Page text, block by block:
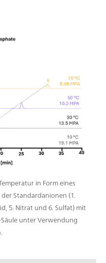
in Form eines
Standardanionen (1.
5. Nitrat und 6. Sulfat) mit
unter Verwendung